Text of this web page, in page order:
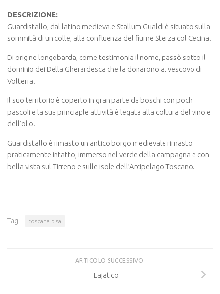
DESCRIZIONE:
Guardistallo, dal latino medievale Stallum Gualdi è situato sulla
sommità di un colle, alla confluenza del fiume Sterza col Cecina.
Di origine longobarda, come testimonia il nome, passò sotto il
dominio dei Della Gherardesca che la donarono al vescovo di
Volterra.
Il suo territorio è coperto in gran parte da boschi con pochi
pascoli e la sua princiaple attività è legata alla coltura del vino e
dell’olio.
Guardistallo è rimasto un antico borgo medievale rimasto
praticamente intatto, immerso nel verde della campagna e con
bella vista sul Tirreno e sulle isole dell’Arcipelago Toscano.
Tag: toscana pisa
ARTICOLO SUCCESSIVO
Lajatico